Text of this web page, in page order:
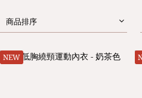
商品排序
NEW